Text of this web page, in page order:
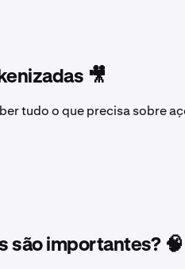
🎥
tudo o que precisa sobre
são importantes? 🧠